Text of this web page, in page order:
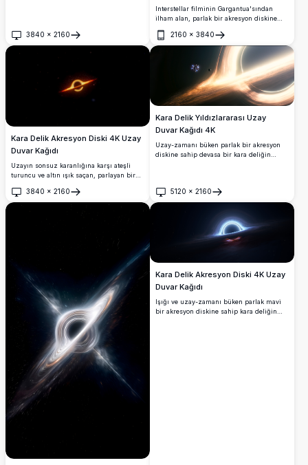
3840 × 2160
Aç
Interstellar filminin Gargantua'sından
ilham alan, parlak bir akresyon diskine
çarpıcı 4K duvar kağıdı. Bir uzay
istasyonu ve gezegen yakın yörüngede
dönerken, derin uzayda yoğun yerçekimi
ışık bükülmesiyle çevrilidir.
2160 × 3840
Aç
Kara Delik Akresyon Diski 4K Uzay
Duvar Kağıdı
Uzayın sonsuz karanlığına karşı ateşli
turuncu ve altın ışık saçan, parlayan bir
çarpıcı 4K görselleştirmesi. Masaüstü arka
planları ve uzay meraklıları için
3840 × 2160
Aç
Kara Delik Yıldızlararası Uzay
Duvar Kağıdı 4K
Uzay-zamanı büken parlak bir akresyon
diskine sahip devasa bir kara deliğin
ultra yüksek çözünürlüklü detaylarla
yakalanmıştır.
5120 × 2160
Aç
Kara Delik Akresyon Diski 4K Uzay
Duvar Kağıdı
Işığı ve uzay-zamanı büken parlak mavi
bir akresyon diskine sahip kara deliğin